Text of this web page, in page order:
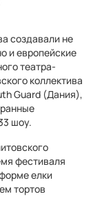
создавали не
и европейские
театра-
коллектива
Guard (Дания),
шоу.
фестиваля
елки
тортов